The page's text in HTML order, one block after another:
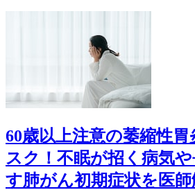
60歳以上注意の萎縮性胃
スク！不眠が招く病気
す肺がん初期症状を医師